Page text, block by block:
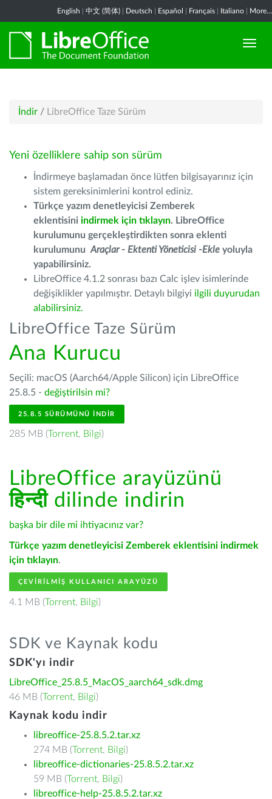
English 中文 (简体) Deutsch Español Français Italiano More...
İndir / LibreOffice Taze Sürüm
Yeni özelliklere sahip son sürüm
İndirmeye başlamadan önce lütfen bilgisayarınız için
sistem gereksinimlerini kontrol ediniz.
Türkçe yazım denetleyicisi Zemberek
eklentisini indirmek için tıklayın. LibreOffice
kurulumunu gerçekleştirdikten sonra eklenti
kurulumunu Araçlar - Ektenti Yöneticisi -Ekle yoluyla
yapabilirsiniz.
LibreOffice 4.1.2 sonrası bazı Calc işlev isimlerinde
değişiklikler yapılmıştır. Detaylı bilgiyi ilgili duyurudan
alabilirsiniz.
LibreOffice Taze Sürüm
Ana Kurucu
Seçili: macOS (Aarch64/Apple Silicon) için LibreOffice
25.8.5 - değiştirilsin mi?
25.8.5 SÜRÜMÜNÜ İNDIR
285 MB (Torrent, Bilgi)
LibreOffice arayüzünü
हिन्दीdilinde indirin
başka bir dile mi ihtiyacınız var?
Türkçe yazım denetleyicisi Zemberek eklentisini indirmek
için tıklayın.
ÇEVIRILMIŞ KULLANICI ARAYÜZÜ
4.1 MB (Torrent, Bilgi)
SDK ve Kaynak kodu
SDK'yı indir
LibreOffice_25.8.5_MacOS_aarch64_sdk.dmg
46 MB (Torrent, Bilgi)
Kaynak kodu indir
libreoffice-25.8.5.2.tar.xz
274 MB (Torrent, Bilgi)
libreoffice-dictionaries-25.8.5.2.tar.xz
59 MB (Torrent, Bilgi)
libreoffice-help-25.8.5.2.tar.xz